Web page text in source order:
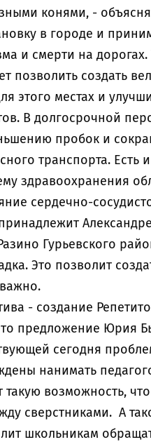
конями, -
в городе и
и смерти на
позволить создать
этого местах и
В долгосрочной
пробок и
транспорта.
здравоохранения
сердечно-
Гурьевского
Это позволит
- создание
предложение Юрия
сегодня
нанимать
возможность,
сверстниками. А
школьникам